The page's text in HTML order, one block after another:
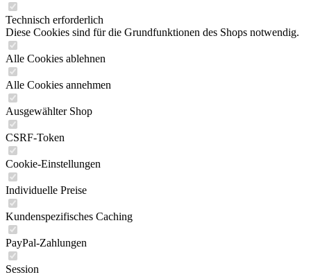
Technisch erforderlich
Diese Cookies sind für die Grundfunktionen des Shops notwendig.
Alle Cookies ablehnen
Alle Cookies annehmen
Ausgewählter Shop
CSRF-Token
Cookie-Einstellungen
Individuelle Preise
Kundenspezifisches Caching
PayPal-Zahlungen
Session